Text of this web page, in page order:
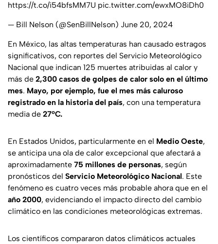
https://t.co/i54bfsMM7U pic.twitter.com/ewxMO8iDh0
— Bill Nelson (@SenBillNelson) June 20, 2024
En México, las altas temperaturas han causado estragos
significativos, con reportes del Servicio Meteorológico
Nacional que indican 125 muertes atribuidas al calor y
más de 2,300 casos de golpes de calor solo en el último
mes. Mayo, por ejemplo, fue el mes más caluroso
registrado en la historia del país, con una temperatura
media de 27°C.
En Estados Unidos, particularmente en el Medio Oeste,
se anticipa una ola de calor excepcional que afectará a
aproximadamente 75 millones de personas, según
pronósticos del Servicio Meteorológico Nacional. Este
fenómeno es cuatro veces más probable ahora que en el
año 2000, evidenciando el impacto directo del cambio
climático en las condiciones meteorológicas extremas.
Los científicos compararon datos climáticos actuales